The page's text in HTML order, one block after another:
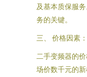
及基本质保服
务的关键。
三、 价格因素
二手变频器的
场价数千元的